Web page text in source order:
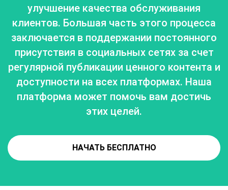
улучшение качества обслуживания
клиентов. Большая часть этого процесса
заключается в поддержании постоянного
присутствия в социальных сетях за счет
регулярной публикации ценного контента и
доступности на всех платформах. Наша
платформа может помочь вам достичь
этих целей.
НАЧАТЬ БЕСПЛАТНО